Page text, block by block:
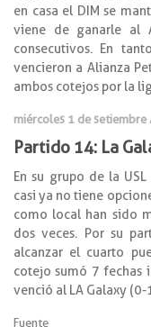
en casa el DIM se
viene de ganarle al
consecutivos. En
vencieron a Alianza
ambos cotejos por la
miércoles 1 de setiembre
Partido 14: La
En su grupo de la
casi ya no tiene
como local han sido
dos veces. Por su
alcanzar el cuarto
cotejo sumó 7 fechas
venció al LA Galaxy (0-